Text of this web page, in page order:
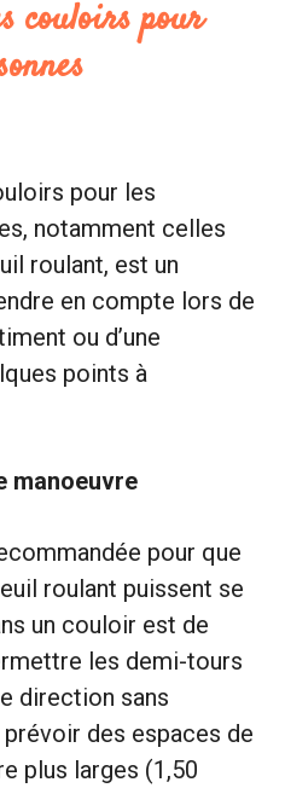
couloirs pour
pour les
notamment celles
roulant, est un
en compte lors de
ou d’une
points à
manoeuvre
pour que
roulant puissent se
un couloir est de
les demi-tours
direction sans
des espaces de
plus larges (1,50